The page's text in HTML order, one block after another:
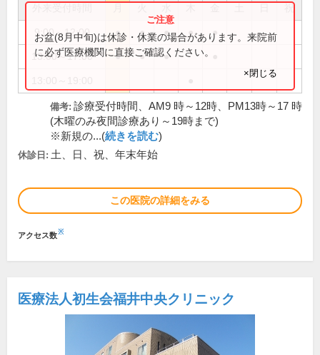
祝
9:00～12:00 ● ● ● ● ●
13:00～17:00 ● ● ●
お盆(8月中旬)は休診・休業の場合があります。来院前
に必ず医療機関に直接ご確認ください。
×閉じる
備考: 診療受付時間、AM9 時～12時、PM13時～17 時
(木曜のみ夜間診療あり～19時まで)
※新規の...(続きを読む)
休診日: 土、日、祝、年末年始
この医院の詳細をみる
アクセス数※
医療法人初生会福井中央クリニック